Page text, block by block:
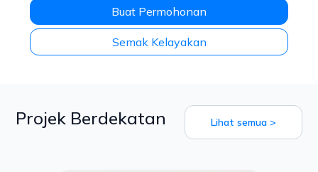
Buat Permohonan
Semak Kelayakan
Projek Berdekatan Lihat semua >